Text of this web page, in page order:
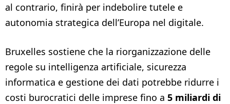
al contrario, finirà per indebolire tutele e
autonomia strategica dell’Europa nel digitale.
Bruxelles sostiene che la riorganizzazione delle
regole su intelligenza artificiale, sicurezza
informatica e gestione dei dati potrebbe ridurre i
costi burocratici delle imprese fino a 5 miliardi di